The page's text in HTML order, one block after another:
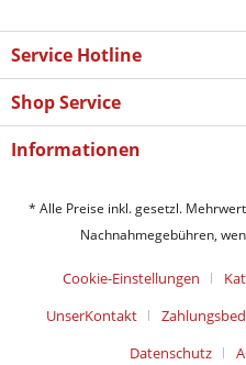
Service Hotline
Shop Service
Informationen
* Alle Preise inkl. gesetzl.
Nachnahmegebühren,
Cookie-Einstellungen
UnserKontakt
Datenschutz